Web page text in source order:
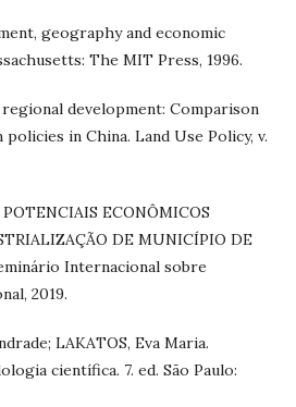
geography and economic
The MIT Press, 1996.
development: Comparison
in China. Land Use Policy, v.
ECONÔMICOS
DE MUNICÍPIO DE
Internacional sobre
2019.
LAKATOS, Eva Maria.
científica. 7. ed. São Paulo: